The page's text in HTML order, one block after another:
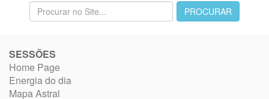
SESSÕES
Home Page
Energia do dia
Mapa Astral